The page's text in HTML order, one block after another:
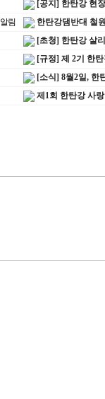
[공지] 한탄강 현
알림 한탄강댐반대 철
[초청] 한탄강 살
[규정] 제 2기 한
[소식] 8월2일, 한
제1회 한탄강 사